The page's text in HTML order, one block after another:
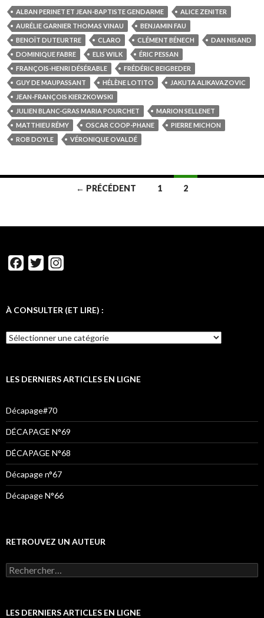
ALBAN PERINET ET JEAN-BAPTISTE GENDARME
ALICE ZENITER
AURÉLIE GARNIER THOMAS VINAU
BENJAMIN FAU
BENOÎT DUTEURTRE
CLARO CLÉMENT BÉNECH
DAN NISAND
DOMINIQUE FABRE
ELIS WILK
ÉRIC PESSAN
FRANÇOIS-HENRI DÉSÉRABLE
FRÉDÉRIC BEIGBEDER
GUY DE MAUPASSANT
HÉLÈNE LOTITO
JAKUTA ALIKAVAZOVIC
JEAN-FRANÇOIS KIERZKOWSKI
JULIEN BLANC-GRAS MARIA POURCHET
MARION SELLENET
MATTHIEU RÉMY
OSCAR COOP-PHANE
PIERRE MICHON
ROB DOYLE
VÉRONIQUE OVALDÉ
← PRÉCÉDENT 1 2
e
o
t
e
t
g
m
À CONSULTER (ET LIRE) :
LES DERNIERS ARTICLES EN LIGNE
Décapage#70
DÉCAPAGE N°69
DÉCAPAGE N°68
Décapage n°67
Décapage N°66
RETROUVEZ UN AUTEUR
LES DERNIERS ARTICLES EN LIGNE